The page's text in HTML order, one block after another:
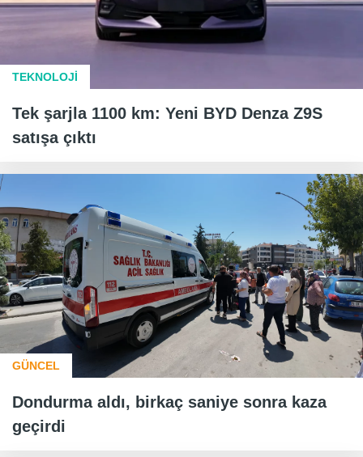
TEKNOLOJİ
Tek şarjla 1100 km: Yeni BYD Denza Z9S
satışa çıktı
GÜNCEL
Dondurma aldı, birkaç saniye sonra kaza
geçirdi